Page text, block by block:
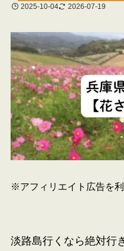
2025-10-04 2026-07-19
※アフィリエイト広告を利
淡路島行くなら絶対行